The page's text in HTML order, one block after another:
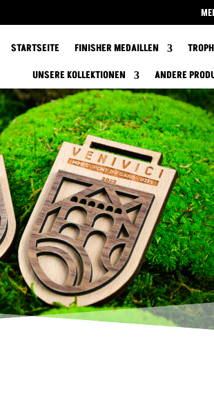
STARTSEITE FINISHER MEDAILLEN
UNSERE KOLLEKTIONEN ANDERE